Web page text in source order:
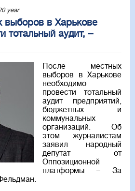
year
выборов в Харькове
тотальный аудит, –
После местных
выборов в Харькове
необходимо
провести тотальный
аудит предприятий,
бюджетных и
коммунальных
организаций. Об
этом журналистам
заявил народный
депутат от
Оппозиционной
платформы – За